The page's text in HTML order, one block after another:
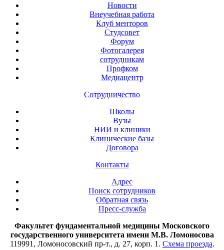
Новости
Внеучебная работа
Клуб менторов
Студсовет
Форум
Фотогалерея
сотрудникам
Профком
Медиацентр
Сотрудничество
Школы
Вузы
НИИ и клиники
Клинические базы
Договора
Контакты
Адрес
Поиск сотрудников
Обратная связь
Пресс-служба
Факультет фундаментальной медицины Московского
государственного университета имени М.В. Ломоносова
119991, Ломоносовский пр-т., д. 27, корп. 1. Схема проезда.